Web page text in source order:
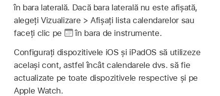
în bara laterală. Dacă bara laterală nu este afișată,
alegeți Vizualizare > Afișați lista calendarelor sau
faceți clic pe
în bara de instrumente.
Configurați dispozitivele iOS și iPadOS să utilizeze
același cont, astfel încât calendarele dvs. să fie
actualizate pe toate dispozitivele respective și pe
Apple Watch.